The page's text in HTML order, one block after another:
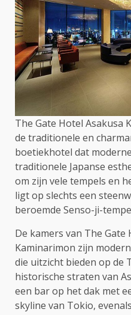
The Gate Hotel Asakusa
de traditionele en
boetiekhotel dat
traditionele Japanse
om zijn vele tempels en
ligt op slechts een
beroemde Senso-ji-
De kamers van The Gate
Kaminarimon zijn
die uitzicht bieden op de
historische straten van
een bar op het dak met
skyline van Tokio,